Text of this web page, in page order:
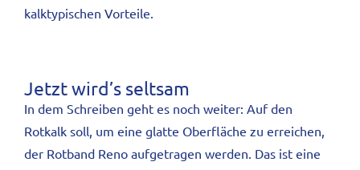
kalktypischen Vorteile.
Jetzt wird’s seltsam
In dem Schreiben geht es noch weiter: Auf den
Rotkalk soll, um eine glatte Oberfläche zu erreichen,
der Rotband Reno aufgetragen werden. Das ist eine